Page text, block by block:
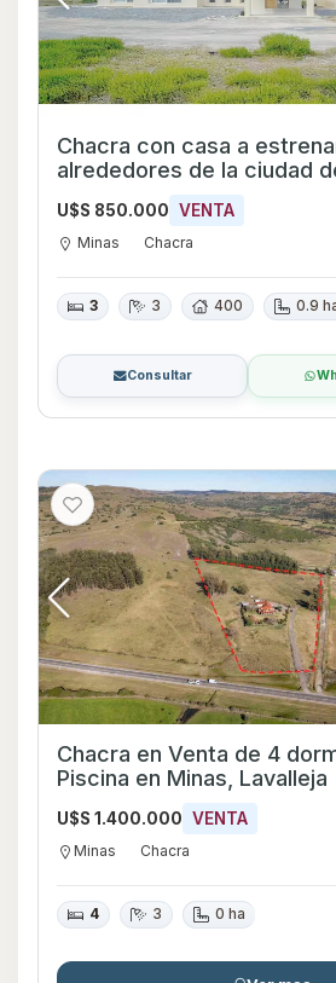
Chacra con casa a
alrededores de la ciudad
U$S 850.000 VENTA
Minas Chacra
3 3 400 0.9
Consultar
Chacra en Venta de 4
Piscina en Minas, Lavalleja
U$S 1.400.000 VENTA
Minas Chacra
4 3 0 ha